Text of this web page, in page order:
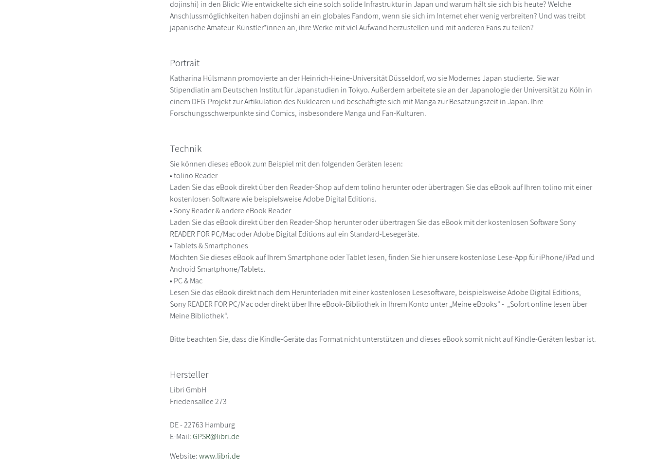
dojinshi) in den Blick: Wie entwickelte sich eine solch solide Infrastruktur in Japan und warum hält sie sich bis heute? Welche
Anschlussmöglichkeiten haben dojinshi an ein globales Fandom, wenn sie sich im Internet eher wenig verbreiten? Und was treibt
japanische Amateur-Künstler*innen an, ihre Werke mit viel Aufwand herzustellen und mit anderen Fans zu teilen?
Portrait
Katharina Hülsmann promovierte an der Heinrich-Heine-Universität Düsseldorf, wo sie Modernes Japan studierte. Sie war
Stipendiatin am Deutschen Institut für Japanstudien in Tokyo. Außerdem arbeitete sie an der Japanologie der Universität zu Köln in
einem DFG-Projekt zur Artikulation des Nuklearen und beschäftigte sich mit Manga zur Besatzungszeit in Japan. Ihre
Forschungsschwerpunkte sind Comics, insbesondere Manga und Fan-Kulturen.
Technik
Sie können dieses eBook zum Beispiel mit den folgenden Geräten lesen:
• tolino Reader
Laden Sie das eBook direkt über den Reader-Shop auf dem tolino herunter oder übertragen Sie das eBook auf Ihren tolino mit einer
kostenlosen Software wie beispielsweise Adobe Digital Editions.
• Sony Reader & andere eBook Reader
Laden Sie das eBook direkt über den Reader-Shop herunter oder übertragen Sie das eBook mit der kostenlosen Software Sony
READER FOR PC/Mac oder Adobe Digital Editions auf ein Standard-Lesegeräte.
• Tablets & Smartphones
Möchten Sie dieses eBook auf Ihrem Smartphone oder Tablet lesen, finden Sie hier unsere kostenlose Lese-App für iPhone/iPad und
Android Smartphone/Tablets.
• PC & Mac
Lesen Sie das eBook direkt nach dem Herunterladen mit einer kostenlosen Lesesoftware, beispielsweise Adobe Digital Editions,
Sony READER FOR PC/Mac oder direkt über Ihre eBook-Bibliothek in Ihrem Konto unter „Meine eBooks“ - „Sofort online lesen über
Meine Bibliothek“.
Bitte beachten Sie, dass die Kindle-Geräte das Format nicht unterstützen und dieses eBook somit nicht auf Kindle-Geräten lesbar ist.
Hersteller
Libri GmbH
Friedensallee 273
DE - 22763 Hamburg
E-Mail:GPSR@libri.de
Website:www.libri.de